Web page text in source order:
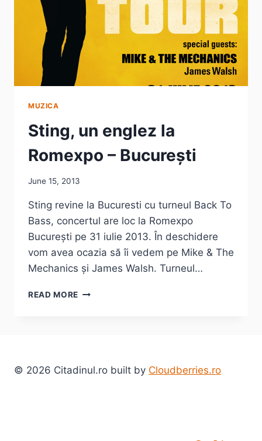
MUZICA
Sting, un englez la
Romexpo – București
June 15, 2013
Sting revine la Bucuresti cu turneul Back To
Bass, concertul are loc la Romexpo
București pe 31 iulie 2013. În deschidere
vom avea ocazia să îi vedem pe Mike & The
Mechanics și James Walsh. Turneul…
READ MORE STING,
BUCUREȘTI
© 2026 Citadinul.ro built by Cloudberries.ro